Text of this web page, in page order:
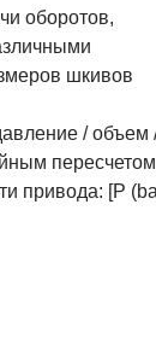
оборотов,
шкивов
/ объем
привода: [P